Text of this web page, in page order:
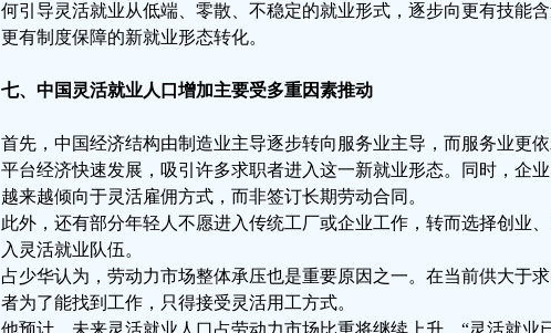
何引导灵活就业从低端、零散、不稳定的就业形式，逐步向更有技能含
更有制度保障的新就业形态转化。
七、中国灵活就业人口增加主要受多重因素推动
首先，中国经济结构由制造业主导逐步转向服务业主导，而服务业更
平台经济快速发展，吸引许多求职者进入这一新就业形态。同时，企
越来越倾向于灵活雇佣方式，而非签订长期劳动合同。
此外，还有部分年轻人不愿进入传统工厂或企业工作，转而选择创业
入灵活就业队伍。
占少华认为，劳动力市场整体承压也是重要原因之一。在当前供大于
者为了能找到工作，只得接受灵活用工方式。
他预计，未来灵活就业人口占劳动力市场比重将继续上升。“灵活就业